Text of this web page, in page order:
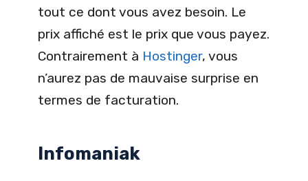
tout ce dont vous avez besoin. Le
prix affiché est le prix que vous payez.
Contrairement à Hostinger, vous
n’aurez pas de mauvaise surprise en
termes de facturation.
Infomaniak